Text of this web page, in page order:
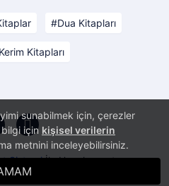
sunabilmek için, çerezler
bilgi için kişisel verilerin
metnini inceleyebilirsiniz.
Dua Kitapları
Kitapları
Sistemiİle Hazırlanmıştır.